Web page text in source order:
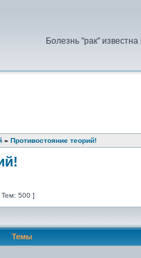
Болезнь "рак"
» Противостояние теорий!
Тем: 500 ]
Темы